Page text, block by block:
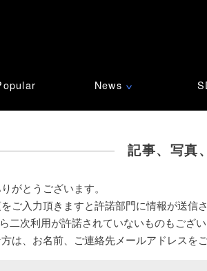
News ∨
記事、写真
がとうございます。
ご入力頂きますと許諾部門に情報が送信
二次利用が許諾されていないものもござ
は、お名前、ご連絡先メールアドレスを